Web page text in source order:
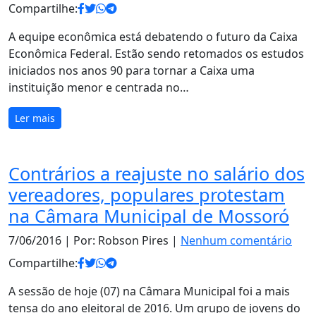
Compartilhe:
A equipe econômica está debatendo o futuro da Caixa
Econômica Federal. Estão sendo retomados os estudos
iniciados nos anos 90 para tornar a Caixa uma
instituição menor e centrada no…
Ler mais
Contrários a reajuste no salário dos
vereadores, populares protestam
na Câmara Municipal de Mossoró
7/06/2016 | Por: Robson Pires | Nenhum comentário
Compartilhe:
A sessão de hoje (07) na Câmara Municipal foi a mais
tensa do ano eleitoral de 2016. Um grupo de jovens do